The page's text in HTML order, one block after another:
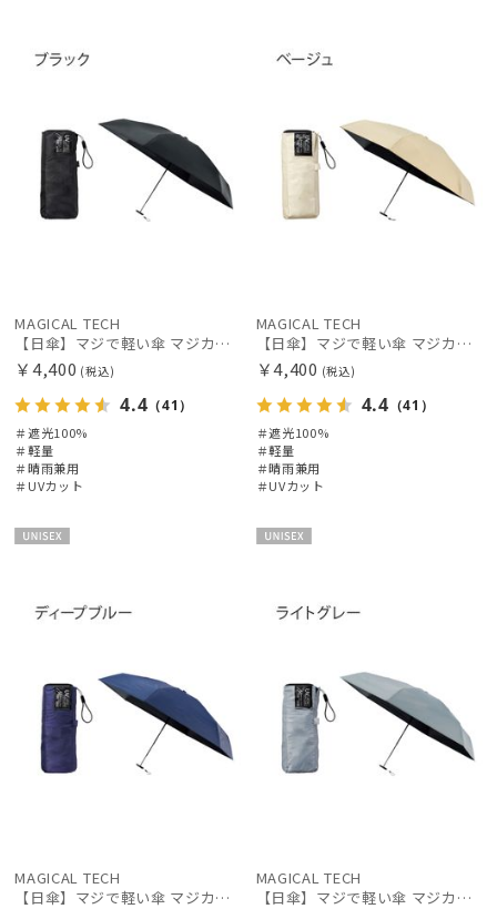
MAGICAL TECH
【日傘】マジで軽い傘 マジカルテックプロテクション(MAGICAL TECH PROTECTION)5flat 晴雨兼用傘折りたたみ日傘 一級遮光100% UV 軽量 コンパクト持ち運びに便利 人気
￥4,400 (税込)
4.4 （41）
＃遮光100%
＃軽量
＃晴雨兼用
＃UVカット
MAGICAL TECH
【日傘】マジで軽い傘 マジカルテックプロテクション(MAGICAL TECH PROTECTION)5flat 晴雨兼用傘折りたたみ日傘 一級遮光100% UV 軽量 コンパクト持ち運びに便利 人気
￥4,400 (税込)
4.4 （41）
＃遮光100%
＃軽量
＃晴雨兼用
＃UVカット
MAGICAL TECH
【日傘】マジで軽い傘 マジカルテックプロテクション(MAGICAL TECH PROTECTION)5flat 晴雨兼用傘折りたたみ日傘 一級遮光100% UV 軽量 コンパクト持ち運びに便利 人気
MAGICAL TECH
【日傘】マジで軽い傘 マジカルテックプロテクション(MAGICAL TECH PROTECTION)5flat 晴雨兼用傘折りたたみ日傘 一級遮光100% UV 軽量 コンパクト持ち運びに便利 人気